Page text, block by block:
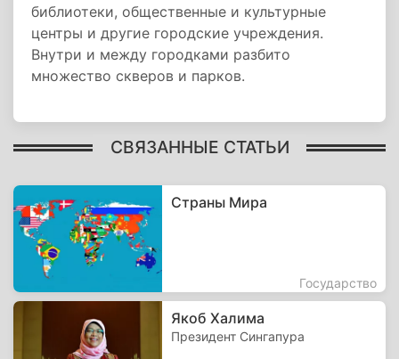
библиотеки, общественные и культурные
центры и другие городские учреждения.
Внутри и между городками разбито
множество скверов и парков.
СВЯЗАННЫЕ СТАТЬИ
Страны Мира
Государство
Якоб Халима
Президент Сингапура